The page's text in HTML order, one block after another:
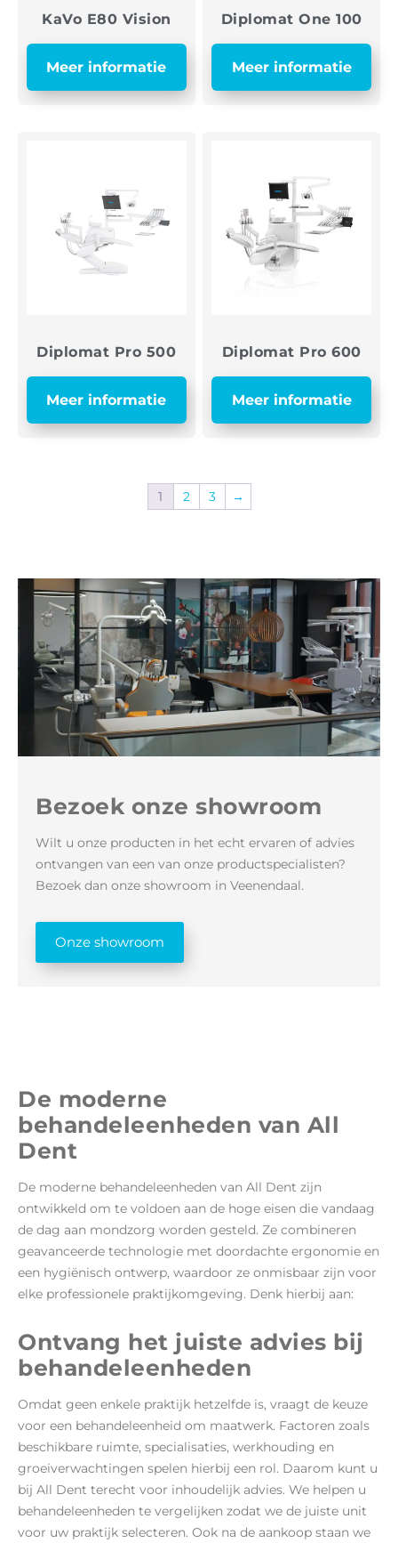
KaVo E80 Vision
Meer informatie
Diplomat One 100
Meer informatie
Diplomat Pro 500
Meer informatie
Diplomat Pro 600
Meer informatie
1 2 3 →
Bezoek onze showroom
Wilt u onze producten in het echt ervaren of advies
ontvangen van een van onze productspecialisten?
Bezoek dan onze showroom in Veenendaal.
Onze showroom
De moderne
behandeleenheden van All
Dent
De moderne behandeleenheden van All Dent zijn
ontwikkeld om te voldoen aan de hoge eisen die vandaag
de dag aan mondzorg worden gesteld. Ze combineren
geavanceerde technologie met doordachte ergonomie en
een hygiënisch ontwerp, waardoor ze onmisbaar zijn voor
elke professionele praktijkomgeving. Denk hierbij aan:
Ontvang het juiste advies bij
behandeleenheden
Omdat geen enkele praktijk hetzelfde is, vraagt de keuze
voor een behandeleenheid om maatwerk. Factoren zoals
beschikbare ruimte, specialisaties, werkhouding en
groeiverwachtingen spelen hierbij een rol. Daarom kunt u
bij All Dent terecht voor inhoudelijk advies. We helpen u
behandeleenheden te vergelijken zodat we de juiste unit
voor uw praktijk selecteren. Ook na de aankoop staan we